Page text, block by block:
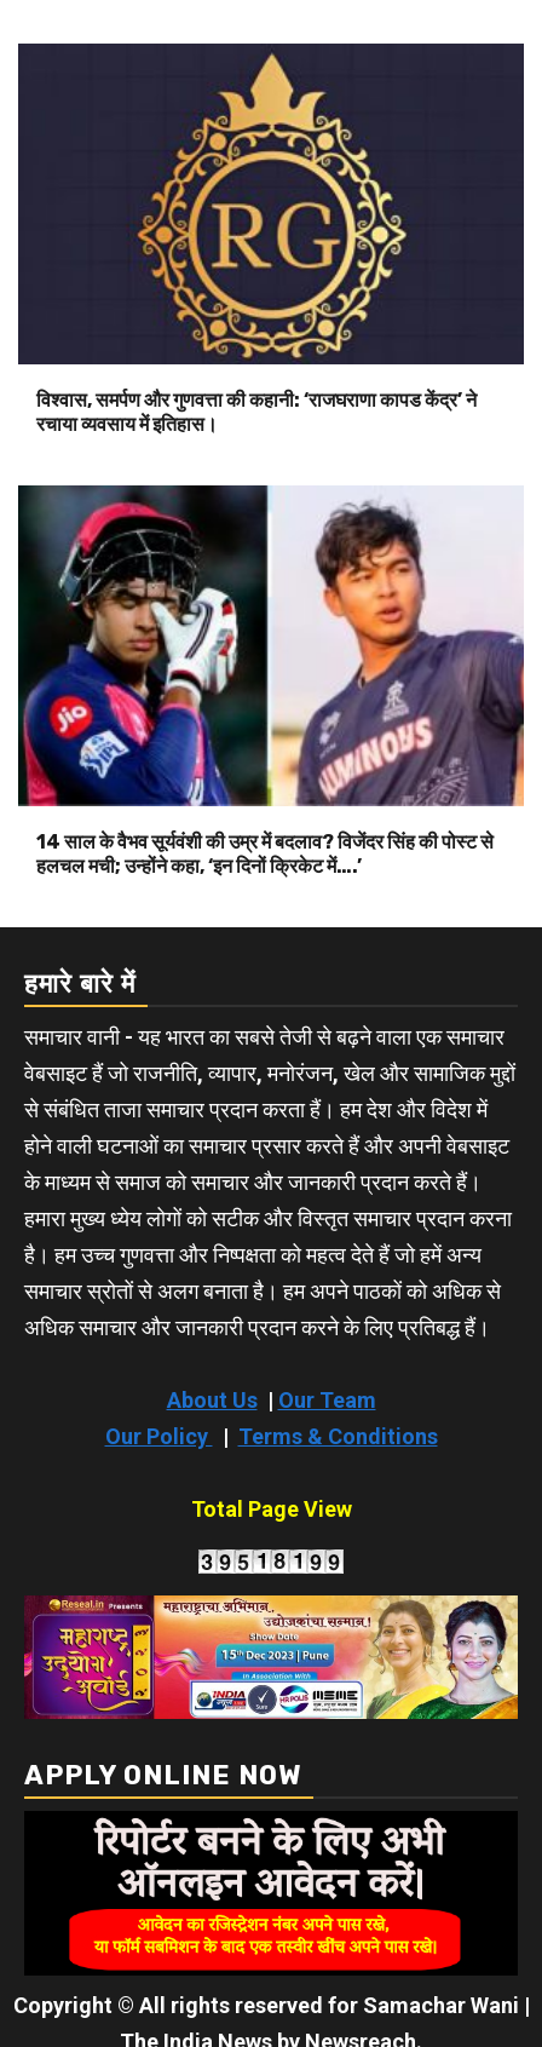
विश्वास, समर्पण और गुणवत्ता की कहानी: ‘राजघराणा कापड केंद्र’ ने
रचाया व्यवसाय में इतिहास।
14 साल के वैभव सूर्यवंशी की उम्र में बदलाव? विजेंदर सिंह की पोस्ट से
हलचल मची; उन्होंने कहा, ‘इन दिनों क्रिकेट में….’
हमारे बारे में
समाचार वानी - यह भारत का सबसे तेजी से बढ़ने वाला एक समाचार
वेबसाइट हैं जो राजनीति, व्यापार, मनोरंजन, खेल और सामाजिक मुद्दों
से संबंधित ताजा समाचार प्रदान करता हैं। हम देश और विदेश में
होने वाली घटनाओं का समाचार प्रसार करते हैं और अपनी वेबसाइट
के माध्यम से समाज को समाचार और जानकारी प्रदान करते हैं।
हमारा मुख्य ध्येय लोगों को सटीक और विस्तृत समाचार प्रदान करना
है। हम उच्च गुणवत्ता और निष्पक्षता को महत्व देते हैं जो हमें अन्य
समाचार स्रोतों से अलग बनाता है। हम अपने पाठकों को अधिक से
अधिक समाचार और जानकारी प्रदान करने के लिए प्रतिबद्ध हैं।
About Us| Our Team
Our Policy
| Terms & Conditions
Total Page View
APPLY ONLINE NOW
Copyright © All rights reserved for Samachar Wani |
The India News by Newsreach.